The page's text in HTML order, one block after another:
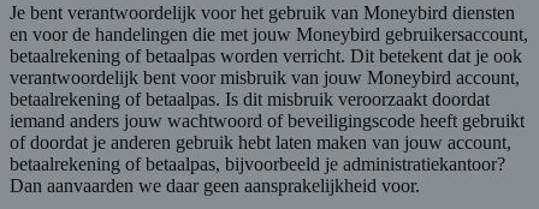
Je bent verantwoordelijk voor het gebruik van Moneybird diensten
en voor de handelingen die met jouw Moneybird gebruikersaccount,
betaalrekening of betaalpas worden verricht. Dit betekent dat je ook
verantwoordelijk bent voor misbruik van jouw Moneybird account,
betaalrekening of betaalpas. Is dit misbruik veroorzaakt doordat
iemand anders jouw wachtwoord of beveiligingscode heeft gebruikt
of doordat je anderen gebruik hebt laten maken van jouw account,
betaalrekening of betaalpas, bijvoorbeeld je administratiekantoor?
Dan aanvaarden we daar geen aansprakelijkheid voor.